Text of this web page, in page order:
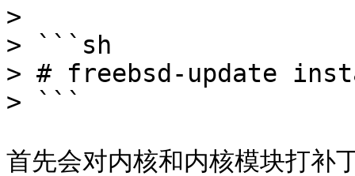
>
> ```sh
> # freebsd-update
> ```
首先会对内核和内核模块打补